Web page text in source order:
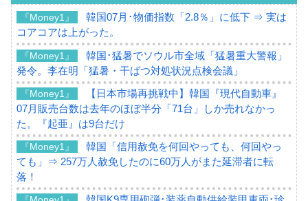
『Money1』
韓国07月･物価指数「2.8％」に低下 ⇒ 実は
コアコアは上がった。
『Money1』
韓国･猛暑でソウル市全域「猛暑重大警報」
発令。李在明「猛暑・干ばつ対処状況点検会議」
『Money1』
【日本市場再挑戦中】韓国『現代自動車』
07月販売台数は去年のほぼ半分「71台」しか売れなかっ
た。『起亜』は9台だけ
『Money1』
韓国「信用赦免を何回やっても、何回やっ
ても」⇒ 257万人赦免したのに60万人がまた延滞者に転
落！